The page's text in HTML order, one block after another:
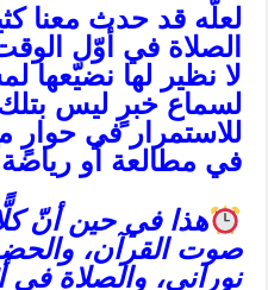
لعلّه قد حدث معنا
الصلاة في أوّل
لا نظير لها نضيّعها
لسماع خبرٍ ليس بتلك
للاستمرار في حوارٍ
في مطالعة أو
هذا في حين أنّ
صوت القرآن،
نوراني، والصلاة